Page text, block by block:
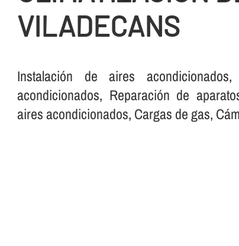
VILADECANS
Instalación de aires
acondicionados, Reparación de
aires acondicionados, Cargas de gas,